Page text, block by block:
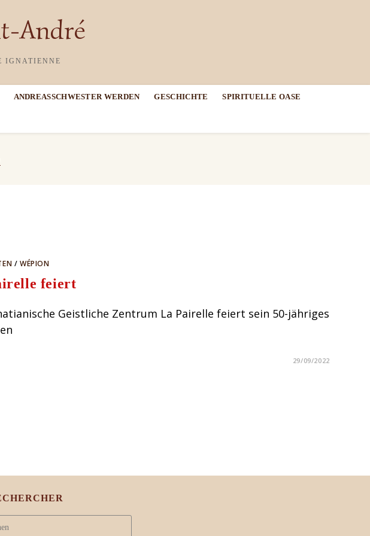
André
IGNATIENNE
ANDREASSCHWESTER WERDEN GESCHICHTE SPIRITUELLE OASE
/ WÉPION
feiert
Geistliche Zentrum La Pairelle feiert sein 50-jähriges
29/09/2022